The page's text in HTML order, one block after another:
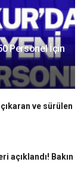
Personel İçin
ve sürülen
açıklandı! Bakın